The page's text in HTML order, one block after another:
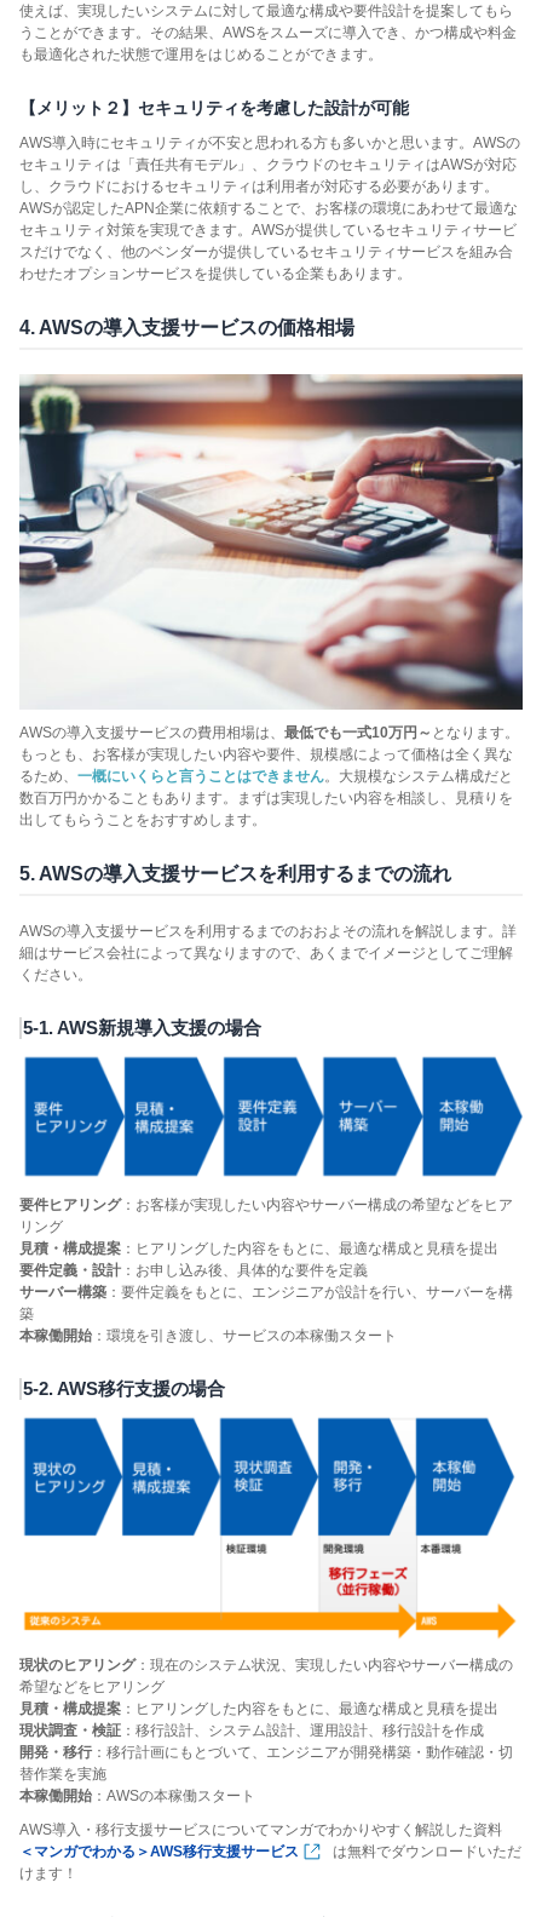
使えば、実現したいシステムに対して最適な構成や要件設計を提案してもら
うことができます。その結果、AWSをスムーズに導入でき、かつ構成や料金
も最適化された状態で運用をはじめることができます。
【メリット２】セキュリティを考慮した設計が可能
AWS導入時にセキュリティが不安と思われる方も多いかと思います。AWSの
セキュリティは「責任共有モデル」、クラウドのセキュリティはAWSが対応
し、クラウドにおけるセキュリティは利用者が対応する必要があります。
AWSが認定したAPN企業に依頼することで、お客様の環境にあわせて最適な
セキュリティ対策を実現できます。AWSが提供しているセキュリティサービ
スだけでなく、他のベンダーが提供しているセキュリティサービスを組み合
わせたオプションサービスを提供している企業もあります。
4. AWSの導入支援サービスの価格相場
AWSの導入支援サービスの費用相場は、 最低でも一式10万円～ となります。
もっとも、お客様が実現したい内容や要件、規模感によって価格は全く異な
るため、 一概にいくらと言うことはできません。大規模なシステム構成だと
数百万円かかることもあります。まずは実現したい内容を相談し、見積りを
出してもらうことをおすすめします。
5. AWSの導入支援サービスを利用するまでの流れ
AWSの導入支援サービスを利用するまでのおおよその流れを解説します。詳
細はサービス会社によって異なりますので、あくまでイメージとしてご理解
ください。
5-1. AWS新規導入支援の場合
要件ヒアリング：お客様が実現したい内容やサーバー構成の希望などをヒア
リング
見積・構成提案 ：ヒアリングした内容をもとに、最適な構成と見積を提出
要件定義・設計 ：お申し込み後、具体的な要件を定義
サーバー構築 ：要件定義をもとに、エンジニアが設計を行い、サーバーを構
築
本稼働開始 ：環境を引き渡し、サービスの本稼働スタート
5-2. AWS移行支援の場合
現状のヒアリング：現在のシステム状況、実現したい内容やサーバー構成の
希望などをヒアリング
見積・構成提案 ：ヒアリングした内容をもとに、最適な構成と見積を提出
現状調査・検証 ：移行設計、システム設計、運用設計、移行設計を作成
開発・移行 ：移行計画にもとづいて、エンジニアが開発構築・動作確認・切
替作業を実施
本稼働開始 ：AWSの本稼働スタート
AWS導入・移行支援サービスについてマンガでわかりやすく解説した資料
＜マンガでわかる＞AWS移行支援サービス
は無料でダウンロードいただ
けます！